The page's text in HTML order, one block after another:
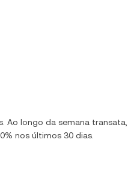
Ao longo da semana transata,
nos últimos 30 dias.